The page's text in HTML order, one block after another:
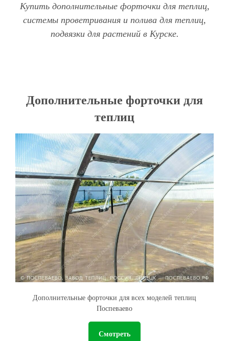
Купить дополнительные форточки для теплиц,
системы проветривания и полива для теплиц,
подвязки для растений в Курске.
Дополнительные форточки для
теплиц
Дополнительные форточки для всех моделей теплиц
Поспеваево
Смотреть